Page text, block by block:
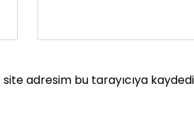
adresim bu tarayıcıya